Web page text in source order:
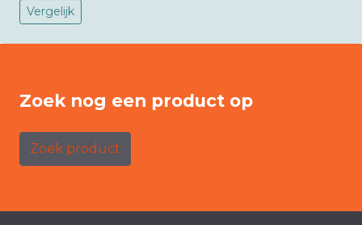
Vergelijk
Zoek nog een product op
Zoek product